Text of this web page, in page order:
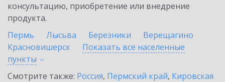
консультацию, приобретение или внедрение
продукта.
Пермь
Лысьва Березники
Верещагино
Красновишерск
Показать все населенные
пункты
Смотрите также: Россия, Пермский край, Кировская